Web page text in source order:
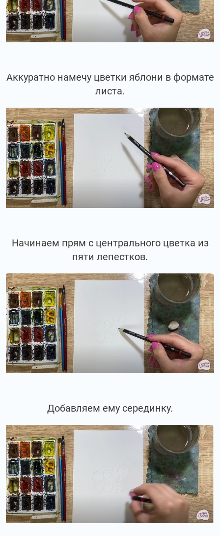
Аккуратно намечу цветки яблони в формате
листа.
Начинаем прям с центрального цветка из
пяти лепестков.
Добавляем ему серединку.